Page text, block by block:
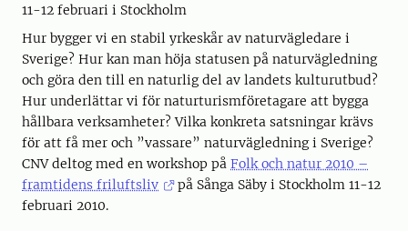
11-12 februari i Stockholm
Hur bygger vi en stabil yrkeskår av naturvägledare i
Sverige? Hur kan man höja statusen på naturvägledning
och göra den till en naturlig del av landets kulturutbud?
Hur underlättar vi för naturturismföretagare att bygga
hållbara verksamheter? Vilka konkreta satsningar krävs
för att få mer och ”vassare” naturvägledning i Sverige?
CNV deltog med en workshop på Folk och natur 2010 –
framtidens friluftsliv
på Sånga Säby i Stockholm 11-12
februari 2010.